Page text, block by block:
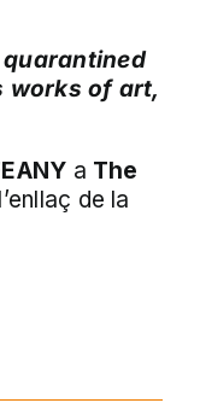
works of art,
a The
de la